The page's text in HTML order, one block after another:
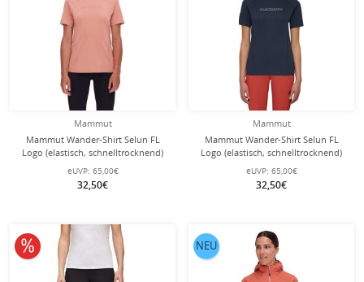
Mammut
Mammut Wander-Shirt Selun FL
Logo (elastisch, schnelltrocknend)
rosa Damen
eUVP: 65,00€
32,50€
Mammut
Mammut Wander-Shirt Selun FL
Logo (elastisch, schnelltrocknend)
marineblau Damen
eUVP: 65,00€
32,50€
10% reduziert NEU